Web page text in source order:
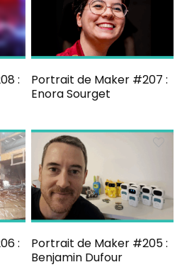
:
Portrait de Maker #207 :
Enora Sourget
:
Portrait de Maker #205 :
Benjamin Dufour